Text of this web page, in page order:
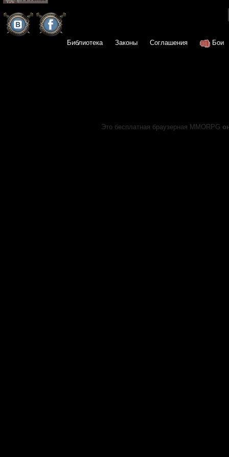
Библиотека Законы Соглашения Бои
Это бесплатная браузерная MMORPG